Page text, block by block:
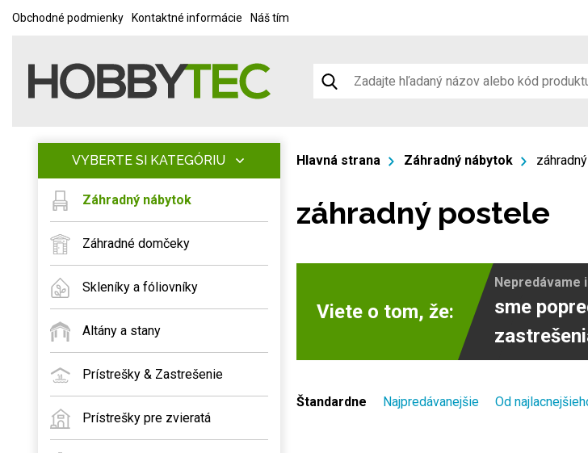
Obchodné podmienky Kontaktné informácie Náš tím
VYBERTE SI KATEGÓRIU
Záhradný nábytok
Záhradné domčeky
Skleníky a fóliovníky
Altány a stany
Prístrešky & Zastrešenie
Prístrešky pre zvieratá
Hlavná strana Záhradný nábytok
záhradný postele
Viete o tom, že:
Nepredávame
sme
Štandardne Najpredávanejšie Od